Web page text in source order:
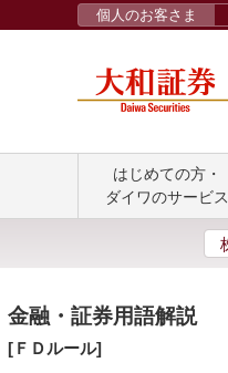
個人のお客さま
はじめての方・
ダイワのサービス
金融・証券用語解説
[ＦＤルール]